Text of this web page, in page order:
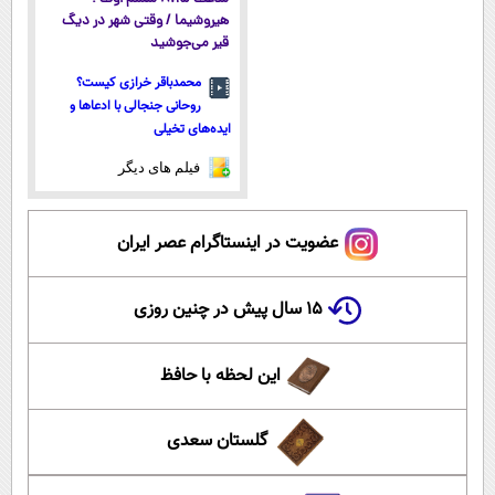
هیروشیما / وقتی شهر در دیگ
قیر می‌جوشید
محمدباقر خرازی کیست؟
روحانی جنجالی با ادعاها و
ایده‌های تخیلی
فیلم های دیگر
عضویت در اینستاگرام عصر ایران
۱۵ سال پیش در چنین روزی
این لحظه با حافظ
گلستان سعدی